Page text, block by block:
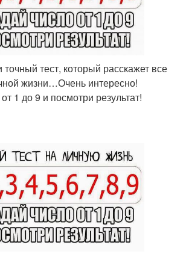
тест, который расскажет все
жизни…Очень интересно!
1 до 9 и посмотри результат!